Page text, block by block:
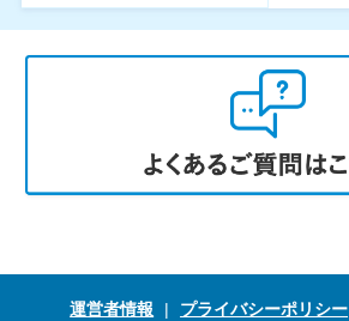
運営者情報 プライバシーポリシー